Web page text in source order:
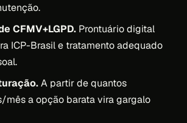
CFMV+LGPD. Prontuário digital
ICP-Brasil e tratamento adequado
A partir de quantos
mês a opção barata vira gargalo